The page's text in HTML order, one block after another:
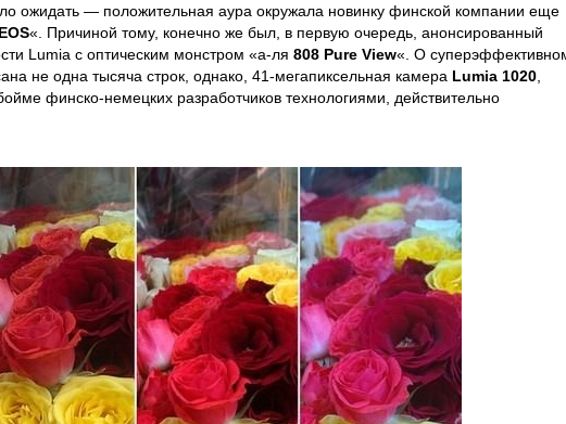
ожидать — положительная аура окружала новинку финской компании еще
«. Причиной тому, конечно же был, в первую очередь, анонсированный
Lumia с оптическим монстром «а-ля 808 Pure View«. О
не одна тысяча строк, однако, 41-мегапиксельная камера Lumia 1020
финско-немецких разработчиков технологиями, действительно